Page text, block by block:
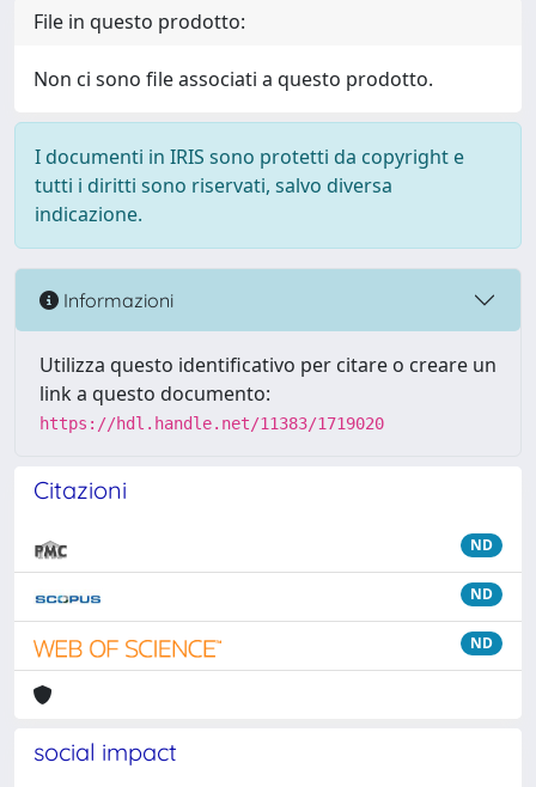
File in questo prodotto:
Non ci sono file associati a questo prodotto.
I documenti in IRIS sono protetti da copyright e
tutti i diritti sono riservati, salvo diversa
indicazione.
Informazioni
Utilizza questo identificativo per citare o creare un
link a questo documento:
https://hdl.handle.net/11383/1719020
Citazioni
ND
ND
ND
social impact